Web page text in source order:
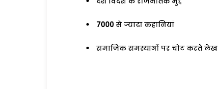
7000 से ज्यादा कहानियां
समाजिक समस्याओं पर चोट करते लेख